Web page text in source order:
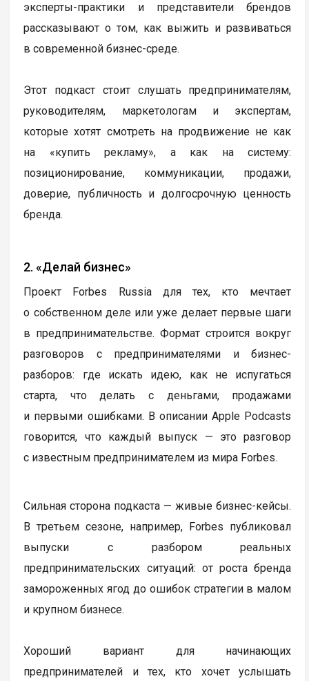
эксперты-практики и представители брендов
рассказывают о том, как выжить и развиваться
в современной бизнес-среде.
Этот подкаст стоит слушать предпринимателям,
руководителям, маркетологам и экспертам,
которые хотят смотреть на продвижение не как
на «купить рекламу», а как на систему:
позиционирование, коммуникации, продажи,
доверие, публичность и долгосрочную ценность
бренда.
2. «Делай бизнес»
Проект Forbes Russia для тех, кто мечтает
о собственном деле или уже делает первые шаги
в предпринимательстве. Формат строится вокруг
разговоров с предпринимателями и бизнес-
разборов: где искать идею, как не испугаться
старта, что делать с деньгами, продажами
и первыми ошибками. В описании Apple Podcasts
говорится, что каждый выпуск — это разговор
с известным предпринимателем из мира Forbes.
Сильная сторона подкаста — живые бизнес-кейсы.
В третьем сезоне, например, Forbes публиковал
выпуски с разбором реальных
предпринимательских ситуаций: от роста бренда
замороженных ягод до ошибок стратегии в малом
и крупном бизнесе.
Хороший вариант для начинающих
предпринимателей и тех, кто хочет услышать